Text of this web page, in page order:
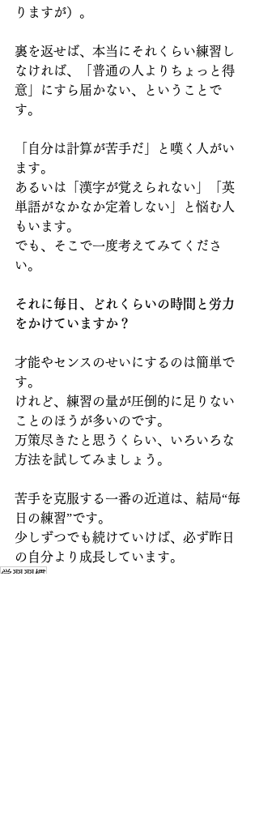
りますが）。
裏を返せば、本当にそれくらい練習し
なければ、「普通の人よりちょっと得
意」にすら届かない、ということで
す。
「自分は計算が苦手だ」と嘆く人がい
ます。
あるいは「漢字が覚えられない」「英
単語がなかなか定着しない」と悩む人
もいます。
でも、そこで一度考えてみてくださ
い。
それに毎日、どれくらいの時間と労力
をかけていますか？
才能やセンスのせいにするのは簡単で
す。
けれど、練習の量が圧倒的に足りない
ことのほうが多いのです。
万策尽きたと思うくらい、いろいろな
方法を試してみましょう。
苦手を克服する一番の近道は、結局“毎
日の練習”です。
少しずつでも続けていけば、必ず昨日
の自分より成長しています。
学習習慣